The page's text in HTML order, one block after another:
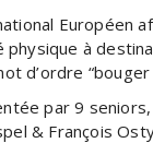
Européen
physique à
d’ordre “bouger
par 9
& François